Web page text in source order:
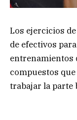
Los ejercicios
de efectivos
entrenamientos
compuestos
trabajar la parte